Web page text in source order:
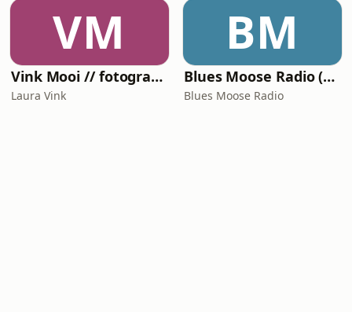
VM
Vink Mooi // fotografiepodcast die verder gaat dan het kader
Laura Vink
BM
Blues Moose Radio (Blues music)
Blues Moose Radio